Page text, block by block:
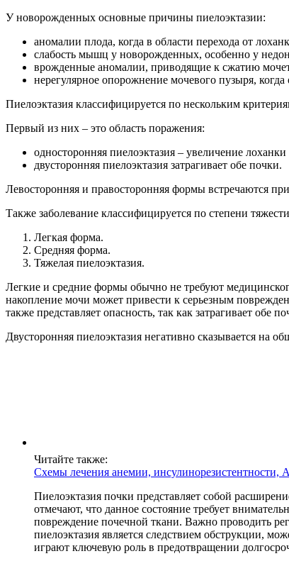
У новорожденных основные причины пиелоэктазии:
аномалии плода, когда в области перехода от
слабость мышц у новорожденных, особенно у
врожденные аномалии, приводящие к сжатию
нерегулярное опорожнение мочевого пузыря,
Пиелоэктазия классифицируется по нескольким
Первый из них – это область поражения:
односторонняя пиелоэктазия – увеличение
двусторонняя пиелоэктазия затрагивает обе почки.
Левосторонняя и правосторонняя формы встречаются
Также заболевание классифицируется по степени
Легкая форма.
Средняя форма.
Тяжелая пиелоэктазия.
Легкие и средние формы обычно не требуют
накопление мочи может привести к серьезным
также представляет опасность, так как затрагивает
Двусторонняя пиелоэктазия негативно сказывается на
Читайте также:
Схемы лечения анемии, инсулинорезистентности,
Пиелоэктазия почки представляет собой
отмечают, что данное состояние требует
повреждение почечной ткани. Важно проводить
пиелоэктазия является следствием обструкции,
играют ключевую роль в предотвращении